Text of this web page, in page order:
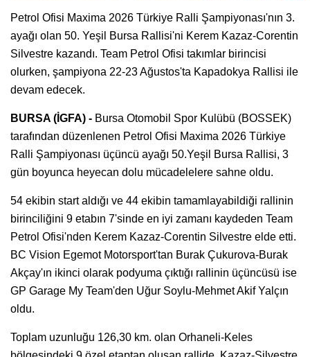
Petrol Ofisi Maxima 2026 Türkiye Ralli Şampiyonası'nın 3.
ayağı olan 50. Yeşil Bursa Rallisi'ni Kerem Kazaz-Corentin
Silvestre kazandı. Team Petrol Ofisi takımlar birincisi
olurken, şampiyona 22-23 Ağustos'ta Kapadokya Rallisi ile
devam edecek.
BURSA (İGFA) - Bursa Otomobil Spor Kulübü (BOSSEK)
tarafından düzenlenen Petrol Ofisi Maxima 2026 Türkiye
Ralli Şampiyonası üçüncü ayağı 50.Yeşil Bursa Rallisi, 3
gün boyunca heyecan dolu mücadelelere sahne oldu.
54 ekibin start aldığı ve 44 ekibin tamamlayabildiği rallinin
birinciliğini 9 etabın 7'sinde en iyi zamanı kaydeden Team
Petrol Ofisi'nden Kerem Kazaz-Corentin Silvestre elde etti.
BC Vision Egemot Motorsport'tan Burak Çukurova-Burak
Akçay'ın ikinci olarak podyuma çıktığı rallinin üçüncüsü ise
GP Garage My Team'den Uğur Soylu-Mehmet Akif Yalçın
oldu.
Toplam uzunluğu 126,30 km. olan Orhaneli-Keles